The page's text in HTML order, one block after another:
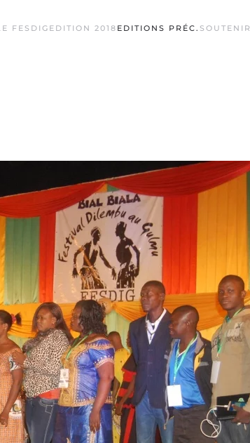
FESDIG EDITION 2018 EDITIONS PRÉC. SOUTENIR